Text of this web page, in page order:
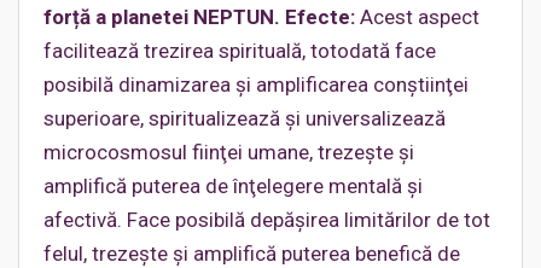
forță a planetei NEPTUN. Efecte: Acest aspect
facilitează trezirea spirituală, totodată face
posibilă dinamizarea şi amplificarea conştiinţei
superioare, spiritualizează şi universalizează
microcosmosul fiinţei umane, trezeşte şi
amplifică puterea de înţelegere mentală şi
afectivă. Face posibilă depăşirea limitărilor de tot
felul, trezeşte şi amplifică puterea benefică de